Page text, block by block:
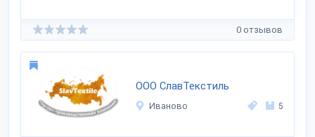
0 отзывов
ООО СлавТекстиль
Иваново 5